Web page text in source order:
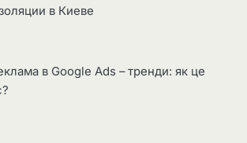
в Киеве
в Google Ads – тренди: як це